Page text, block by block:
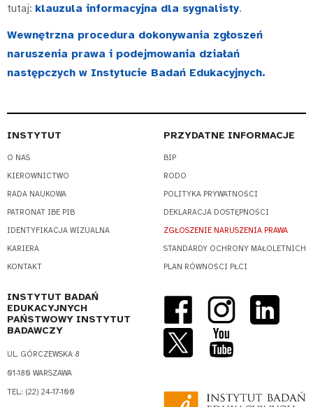
tutaj: klauzula informacyjna dla sygnalisty.
Wewnętrzna procedura dokonywania zgłoszeń
naruszenia prawa i podejmowania działań
następczych w Instytucie Badań Edukacyjnych.
INSTYTUT
O NAS
KIEROWNICTWO
RADA NAUKOWA
PATRONAT IBE PIB
IDENTYFIKACJA WIZUALNA
KARIERA
KONTAKT
PRZYDATNE INFORMACJE
BIP
RODO
POLITYKA PRYWATNOŚCI
DEKLARACJA DOSTĘPNOŚCI
ZGŁOSZENIE NARUSZENIA PRAWA
STANDARDY OCHRONY MAŁOLETNICH
PLAN RÓWNOŚCI PŁCI
INSTYTUT BADAŃ
EDUKACYJNYCH
PAŃSTWOWY INSTYTUT
BADAWCZY
UL. GÓRCZEWSKA 8
01-180 WARSZAWA
TEL.: (22) 24-17-100